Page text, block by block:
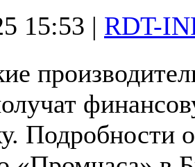
15:53 | RDT-
Подробности